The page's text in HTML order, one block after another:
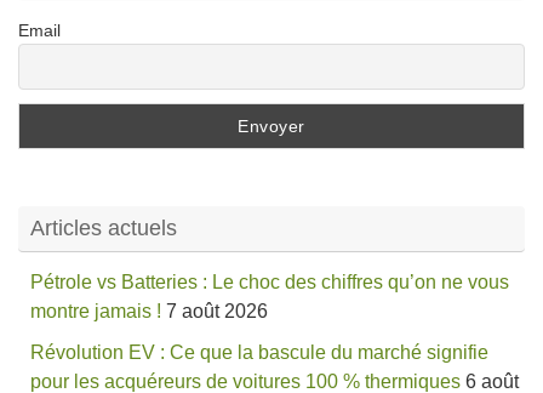
Email
Articles actuels
Pétrole vs Batteries : Le choc des chiffres qu’on ne vous
montre jamais ! 7 août 2026
Révolution EV : Ce que la bascule du marché signifie
pour les acquéreurs de voitures 100 % thermiques 6 août